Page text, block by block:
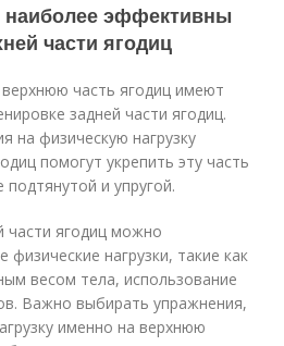
наиболее эффективны
части ягодиц
верхнюю часть ягодиц имеют
задней части ягодиц.
на физическую нагрузку
помогут укрепить эту часть
и упругой.
части ягодиц можно
физические нагрузки, такие как
весом тела, использование
Важно выбирать упражнения,
именно на верхнюю